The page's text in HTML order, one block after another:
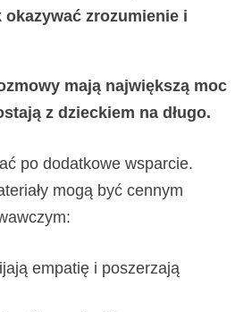
okazywać zrozumienie i
mają największą moc
z dzieckiem na długo.
po dodatkowe wsparcie.
mogą być cennym
empatię i poszerzają